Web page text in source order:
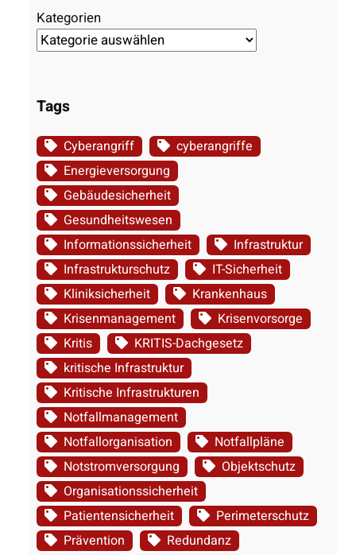
Kategorien
Tags
Cyberangriff
cyberangriffe
Energieversorgung
Gebäudesicherheit
Gesundheitswesen
Informationssicherheit
Infrastruktur
Infrastrukturschutz
IT-Sicherheit
Kliniksicherheit
Krankenhaus
Krisenmanagement
Krisenvorsorge
Kritis
KRITIS-Dachgesetz
kritische Infrastruktur
Kritische Infrastrukturen
Notfallmanagement
Notfallorganisation
Notfallpläne
Notstromversorgung
Objektschutz
Organisationssicherheit
Patientensicherheit
Perimeterschutz
Prävention
Redundanz